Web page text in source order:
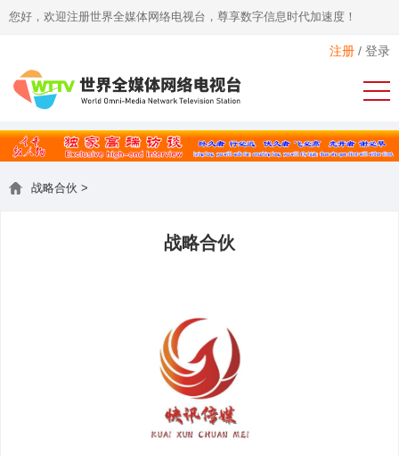
您好，欢迎注册世界全媒体网络电视台，尊享数字信息时代加速度！
注册 / 登录
战略合伙 >
战略合伙